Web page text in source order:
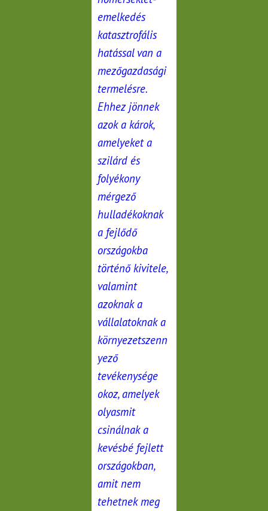
emelkedés
katasztrofális
hatással van a
mezőgazdasági
termelésre.
Ehhez jönnek
azok a károk,
amelyeket a
szilárd és
folyékony
mérgező
hulladékoknak
a fejlődő
országokba
történő kivitele,
valamint
azoknak a
vállalatoknak a
környezetszenn
yező
tevékenysége
okoz, amelyek
olyasmit
csinálnak a
kevésbé fejlett
országokban,
amit nem
tehetnek meg